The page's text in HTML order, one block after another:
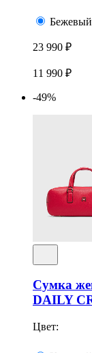
Бежевый
23 990 ₽
11 990 ₽
-49%
Сумка
DAILY
Цвет: